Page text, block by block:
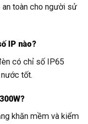
toàn cho người sử
IP nào?
có chỉ số IP65
tốt.
khăn mềm và kiểm